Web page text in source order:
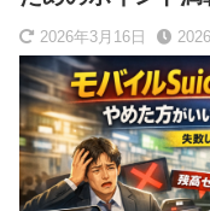
2026年3月16日